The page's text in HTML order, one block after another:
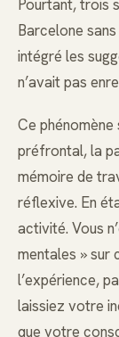
Pourtant, trois
Barcelone
intégré les
n’avait pas
Ce
préfrontal, la
mémoire de
réflexive. En
activité. Vous
mentales » sur
l’expérience,
laissiez votre
que votre